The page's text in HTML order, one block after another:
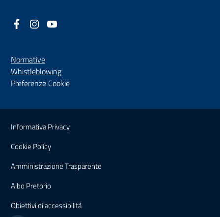
Facebook
(nuova scheda - new tab)
Instagram
(nuova scheda - new tab)
Normative
Whistleblowing(nuova scheda - new tab)
Preferenze Cookie
Sezione Link Utili
Informativa Privacy
Cookie Policy
Amministrazione Trasparente
Albo Pretorio
Obiettivi di accessibilità(nuova scheda - new tab)